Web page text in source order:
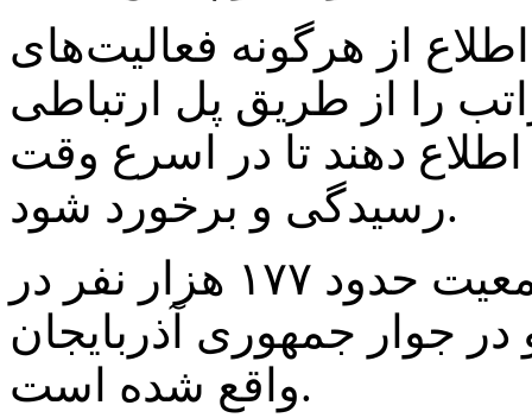
از هرگونه فعالیت‌های
را از طریق پل ارتباطی
اطلاع دهند تا در اسرع وقت
رسیدگی و برخورد شود.
شهرستان پارس‌آباد مغان با جمعیت حدود ۱۷۷ هزار نفر در
در جوار جمهوری آذربایجان
واقع شده است.